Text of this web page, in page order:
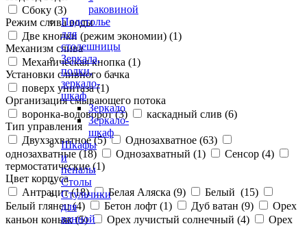
раковиной
Подстолье
для
столешницы
Зеркала,
полки,
зеркало-
шкаф
Зеркало
Зеркало-
шкаф
Шкафы
и
пеналы
Столы
Стульчики
для
ванной
Сбоку (3)
Режим слива воды
Две кнопки (режим экономии) (1)
Механизм слива
Механическая кнопка (1)
Установки сливного бачка
поверх унитаза (1)
Организация смывающего потока
воронка-водоворот (3) каскадный слив (6)
Тип управления
Двухзахватное (5) Однозахватное (63)
однозахватные (18) Однозахватный (1) Сенсор (4)
термостатические (1)
Цвет корпуса
Антрацит (18) Белая Аляска (9) Белый (15)
Белый глянец (4) Бетон лофт (1) Дуб ватан (9)
Орех
каньон коньяк (5) Орех лучистый солнечный (4)
Орех